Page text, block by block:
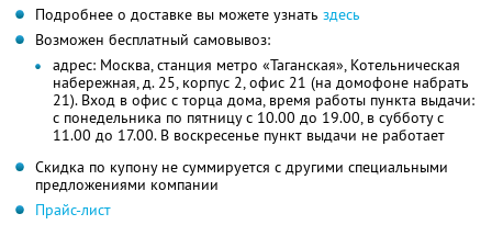
Подробнее о доставке вы можете узнать здесь
Возможен бесплатный самовывоз:
адрес: Москва, станция метро «Таганская», Котельническая
набережная, д. 25, корпус 2, офис 21 (на домофоне набрать
21). Вход в офис с торца дома, время работы пункта выдачи:
с понедельника по пятницу с 10.00 до 19.00, в субботу с
11.00 до 17.00. В воскресенье пункт выдачи не работает
Скидка по купону не суммируется с другими специальными
предложениями компании
Прайс-лист